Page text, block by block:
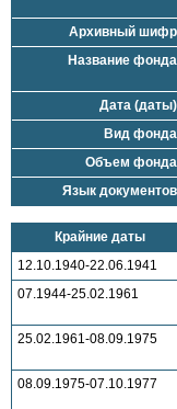
Архивный
Название
Дата
Вид
Объем
Язык
Крайние даты
12.10.1940-22.06.1941
07.1944-25.02.1961
25.02.1961-08.09.1975
08.09.1975-07.10.1977